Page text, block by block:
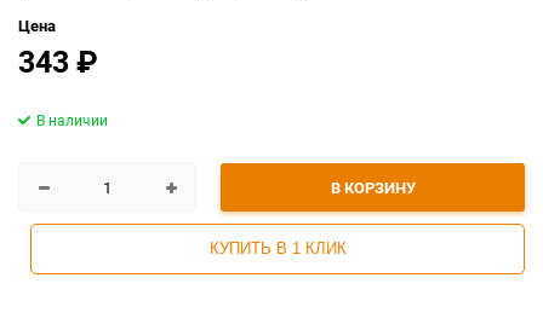
Цена
343 ₽
В КОРЗИНУ
КУПИТЬ В 1 КЛИК
В наличии